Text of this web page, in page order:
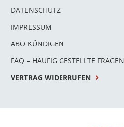
DATENSCHUTZ
IMPRESSUM
ABO KÜNDIGEN
FAQ – HÄUFIG GESTELLTE FRAGEN
VERTRAG WIDERRUFEN